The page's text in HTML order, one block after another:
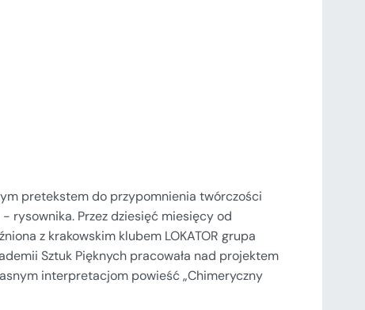
pretekstem do przypomnienia twórczości
rysownika. Przez dziesięć miesięcy od
z krakowskim klubem LOKATOR grupa
Sztuk Pięknych pracowała nad projektem
interpretacjom powieść „Chimeryczny